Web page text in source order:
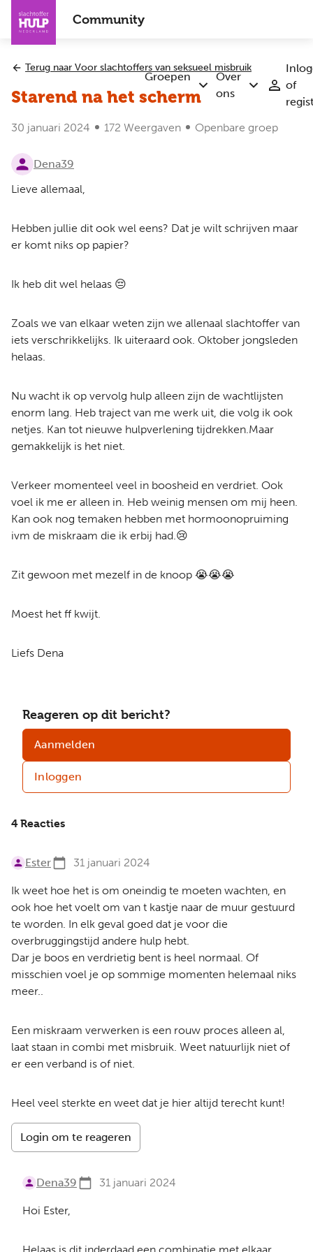
Overslaan
naar
inhoud
gaan
Community
Groepen
Submenu
Groepen
Over
ons
Submenu
of
Terug naar Voor slachtoffers van seksueel misbruik
Starend na het scherm
30 januari 2024 172 Weergaven Openbare groep
Dena39
Lieve allemaal,
Hebben jullie dit ook wel eens? Dat je wilt schrijven maar
er komt niks op papier?
Ik heb dit wel helaas 😔
Zoals we van elkaar weten zijn we allenaal slachtoffer van
iets verschrikkelijks. Ik uiteraard ook. Oktober jongsleden
helaas.
Nu wacht ik op vervolg hulp alleen zijn de wachtlijsten
enorm lang. Heb traject van me werk uit, die volg ik ook
netjes. Kan tot nieuwe hulpverlening tijdrekken.Maar
gemakkelijk is het niet.
Verkeer momenteel veel in boosheid en verdriet. Ook
voel ik me er alleen in. Heb weinig mensen om mij heen.
Kan ook nog temaken hebben met hormoonopruiming
ivm de miskraam die ik erbij had.😢
Zit gewoon met mezelf in de knoop 😭😭😭
Moest het ff kwijt.
Liefs Dena
Reageren op dit bericht?
Aanmelden
Inloggen
4 Reacties
Ester 31 januari 2024
Ik weet hoe het is om oneindig te moeten wachten, en
ook hoe het voelt om van t kastje naar de muur gestuurd
te worden. In elk geval goed dat je voor die
overbruggingstijd andere hulp hebt.
Dar je boos en verdrietig bent is heel normaal. Of
misschien voel je op sommige momenten helemaal niks
meer..
Een miskraam verwerken is een rouw proces alleen al,
laat staan in combi met misbruik. Weet natuurlijk niet of
er een verband is of niet.
Heel veel sterkte en weet dat je hier altijd terecht kunt!
Login om te reageren
Dena39 31 januari 2024
Hoi Ester,